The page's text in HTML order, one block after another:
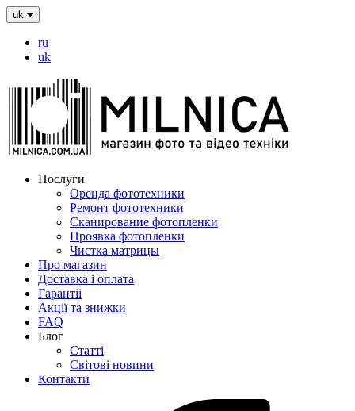
uk
ru
uk
Послуги
Оренда фототехники
Ремонт фототехники
Сканирование фотопленки
Проявка фотопленки
Чистка матрицы
Про магазин
Доставка і оплата
Гарантіі
Акції та знижки
FAQ
Блог
Статті
Світові новини
Контакти